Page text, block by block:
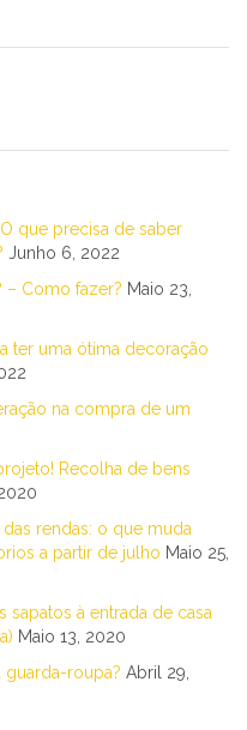
que precisa de saber
Junho 6, 2022
– Como fazer? Maio 23,
ter uma ótima decoração
na compra de um
Recolha de bens
rendas: o que muda
a partir de julho Maio 25,
sapatos à entrada de casa
Maio 13, 2020
roupa? Abril 29,